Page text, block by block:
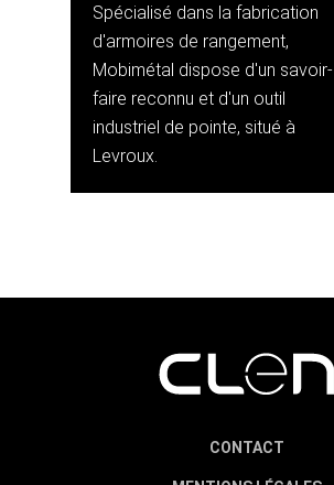
Spécialisé dans la fabrication
d'armoires de rangement,
Mobimétal dispose d'un savoir-
faire reconnu et d'un outil
industriel de pointe, situé à
Levroux.
CONTACT